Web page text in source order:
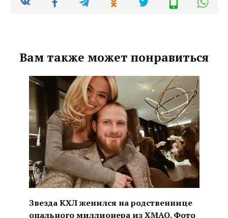
Вам также может понравиться
Звезда КХЛ женился на родственнице
опального миллионера из ХМАО. Фото